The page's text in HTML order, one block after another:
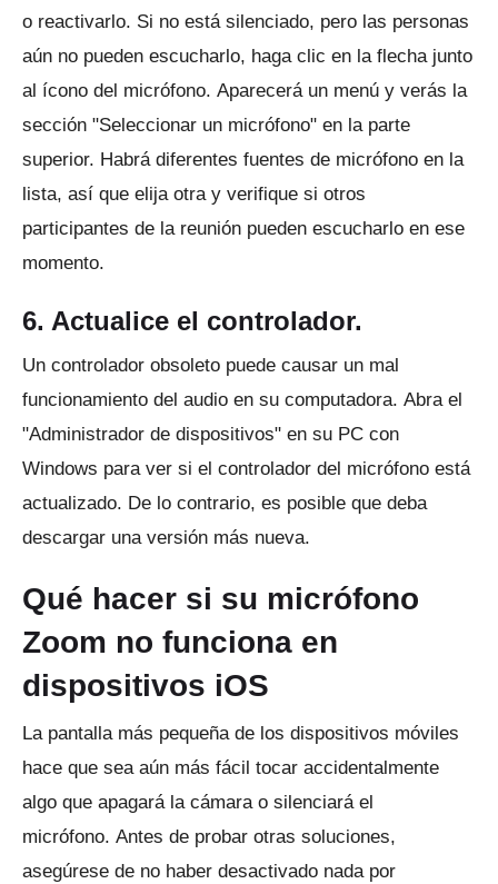
o reactivarlo. Si no está silenciado, pero las personas
aún no pueden escucharlo, haga clic en la flecha junto
al ícono del micrófono. Aparecerá un menú y verás la
sección "Seleccionar un micrófono" en la parte
superior. Habrá diferentes fuentes de micrófono en la
lista, así que elija otra y verifique si otros
participantes de la reunión pueden escucharlo en ese
momento.
6. Actualice el controlador.
Un controlador obsoleto puede causar un mal
funcionamiento del audio en su computadora. Abra el
"Administrador de dispositivos" en su PC con
Windows para ver si el controlador del micrófono está
actualizado. De lo contrario, es posible que deba
descargar una versión más nueva.
Qué hacer si su micrófono
Zoom no funciona en
dispositivos iOS
La pantalla más pequeña de los dispositivos móviles
hace que sea aún más fácil tocar accidentalmente
algo que apagará la cámara o silenciará el
micrófono. Antes de probar otras soluciones,
asegúrese de no haber desactivado nada por